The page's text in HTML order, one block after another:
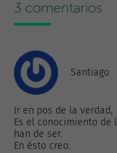
3 comentarios
Santiago
Ir en pos de la verdad,
Es el conocimiento de
han de ser.
En ésto creo.